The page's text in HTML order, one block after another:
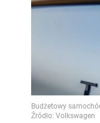
Budżetowy
Źródło: Volkswagen